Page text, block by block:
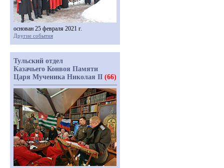
основан 25 февраля 2021 г.
Другие события
Тульский отдел
Казачьего Конвоя Памяти
Царя Мученика Николая II (66)